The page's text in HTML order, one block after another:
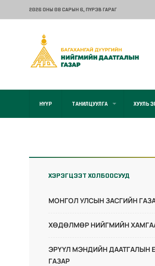
2026 ОНЫ 08 САРЫН 6, ПҮРЭВ ГАРАГ
НҮҮР ТАНИЛЦУУЛГА ХУУЛЬ
ХЭРЭГЦЭЭТ ХОЛБООСУУД
МОНГОЛ УЛСЫН ЗАСГИЙН
ХӨДӨЛМӨР НИЙГМИЙН
ЭРҮҮЛ МЭНДИЙН ДААТГАЛЫН
ГАЗАР